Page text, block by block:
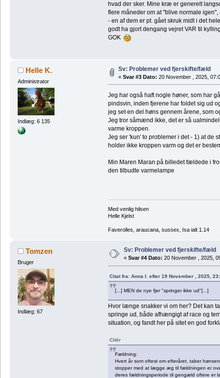
hvad der sker. Mine kræ er generelt
flere måneder om at "blive normale
- en af dem er pt. gået skruk midt i det
godt ha gjort dengang vejret VAR til
GOK
Helle K.
Administrator
Indlæg: 6 135
Sv: Problemer ved fjerskifte/fæld
« Svar #3 Dato: 20 November , 2025,
Jeg har også haft nogle høner, som har
pindsvin, inden fjerene har foldet sig ud
jeg set en del høns gennem årene, som
Jeg tror såmænd ikke, det er så
varme kroppen.
Jeg ser 'kun' to problemer i det - 1) at de
holder ikke kroppen varm og det er
Min Maren Maran på billedet fældede i
den tilbudte varmelampe
Med venlig hilsen
Helle Kjelst
Faverolles, araucana, sussex, Isa ialt 1.14
Tomzen
Bruger
Indlæg: 67
Sv: Problemer ved fjerskifte/fæld
« Svar #4 Dato: 20 November , 2025,
Citat fra: Anna I. efter 19 November , 2025,
[...] MEN de nye fjer "springer ikke ud"[...]
Hvor længe snakker vi om her? Det kan
springe ud, både afhængigt af race og
situation, og fandt her på sitet en god
Citér
Fældning:
Hvert år som oftest om efteråret, taber
stopper med at lægge æg til fældningen er
deres fældningsperiode til gengæld oftere er